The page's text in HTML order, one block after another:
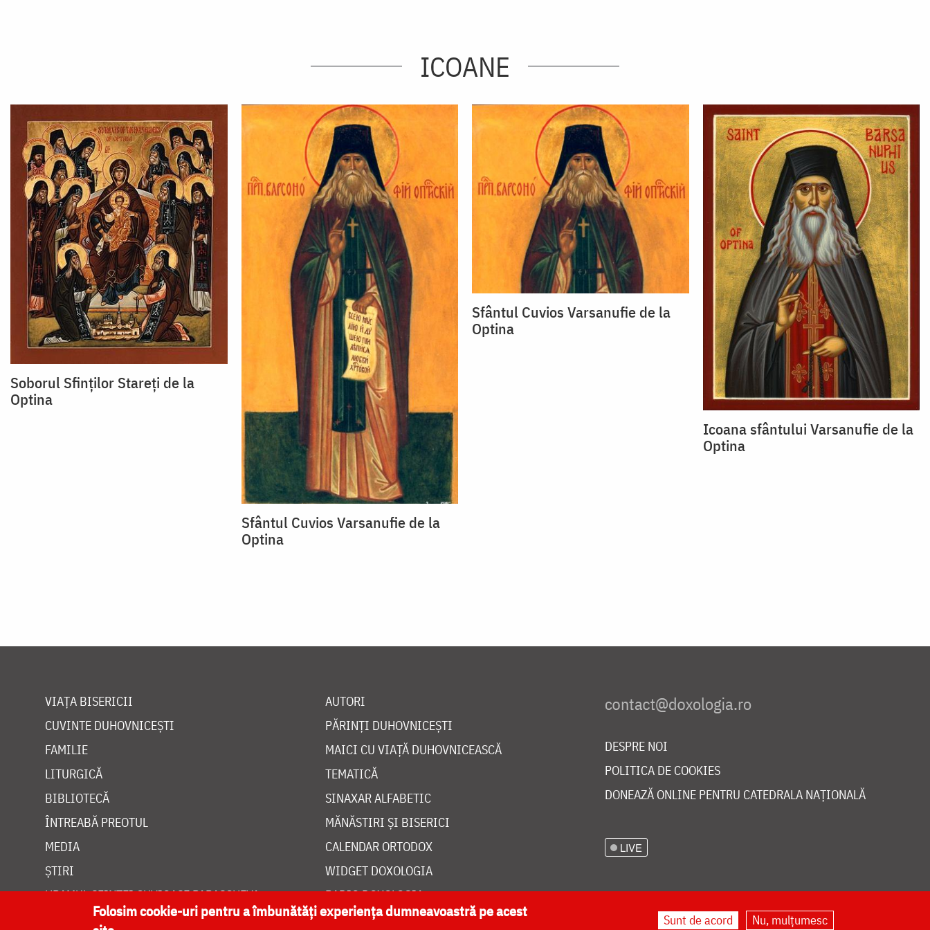
ICOANE
Soborul Sfinţilor Stareţi de la
Optina
Sfântul Cuvios Varsanufie de la
Optina
Sfântul Cuvios Varsanufie de la
Optina
Icoana sfântului Varsanufie de la
Optina
VIAȚA BISERICII
CUVINTE DUHOVNICEȘTI
FAMILIE
LITURGICĂ
BIBLIOTECĂ
ÎNTREABĂ PREOTUL
MEDIA
ȘTIRI
HRAMUL SFINTEI CUVIOASE PARASCHEVA
AUTORI
PĂRINȚI DUHOVNICEȘTI
MAICI CU VIAȚĂ DUHOVNICEASCĂ
TEMATICĂ
SINAXAR ALFABETIC
MĂNĂSTIRI ȘI BISERICI
CALENDAR ORTODOX
WIDGET DOXOLOGIA
RADIO DOXOLOGIA
DESPRE NOI
POLITICA DE COOKIES
DONEAZĂ ONLINE PENTRU CATEDRALA NAȚIONALĂ
LIVE
Folosim cookie-uri pentru a îmbunătăți experiența dumneavoastră pe acest
Sunt de acord Nu, mulțumesc